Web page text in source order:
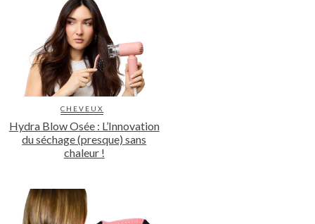
CHEVEUX
Hydra Blow Osée : L’Innovation
du séchage (presque) sans
chaleur !